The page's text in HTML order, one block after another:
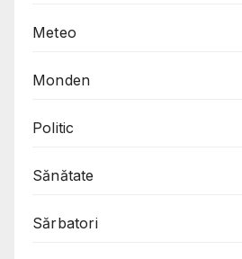
Meteo
Monden
Politic
Sănătate
Sărbatori